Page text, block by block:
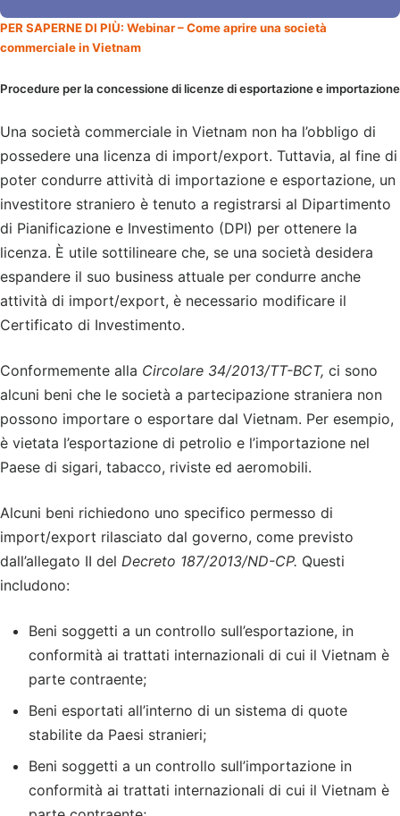
PER SAPERNE DI PIÙ: Webinar – Come aprire una società
commerciale in Vietnam
Procedure per la concessione di licenze di esportazione e importazione
Una società commerciale in Vietnam non ha l’obbligo di
possedere una licenza di import/export. Tuttavia, al fine di
poter condurre attività di importazione e esportazione, un
investitore straniero è tenuto a registrarsi al Dipartimento
di Pianificazione e Investimento (DPI) per ottenere la
licenza. È utile sottilineare che, se una società desidera
espandere il suo business attuale per condurre anche
attività di import/export, è necessario modificare il
Certificato di Investimento.
Conformemente alla Circolare 34/2013/TT-BCT, ci sono
alcuni beni che le società a partecipazione straniera non
possono importare o esportare dal Vietnam. Per esempio,
è vietata l’esportazione di petrolio e l’importazione nel
Paese di sigari, tabacco, riviste ed aeromobili.
Alcuni beni richiedono uno specifico permesso di
import/export rilasciato dal governo, come previsto
dall’allegato II del Decreto 187/2013/ND-CP. Questi
includono:
Beni soggetti a un controllo sull’esportazione, in
conformità ai trattati internazionali di cui il Vietnam è
parte contraente;
Beni esportati all’interno di un sistema di quote
stabilite da Paesi stranieri;
Beni soggetti a un controllo sull’importazione in
conformità ai trattati internazionali di cui il Vietnam è